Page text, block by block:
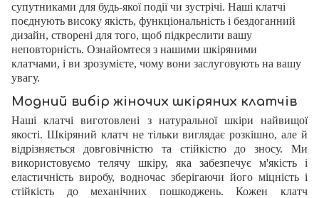
супутниками для будь-якої події чи зустрічі. Наші клатчі
поєднують високу якість, функціональність і бездоганний
дизайн, створені для того, щоб підкреслити вашу
неповторність. Ознайомтеся з нашими шкіряними
клатчами, і ви зрозумієте, чому вони заслуговують на вашу
увагу.
Модний вибір жіночих шкіряних клатчів
Наші клатчі виготовлені з натуральної шкіри найвищої
якості. Шкіряний клатч не тільки виглядає розкішно, але й
відрізняється довговічністю та стійкістю до зносу. Ми
використовуємо телячу шкіру, яка забезпечує м'якість і
еластичність виробу, водночас зберігаючи його міцність і
стійкість до механічних пошкоджень. Кожен клатч